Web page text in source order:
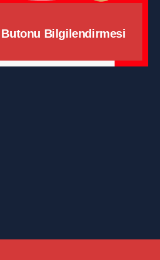
Butonu Bilgilendirmesi